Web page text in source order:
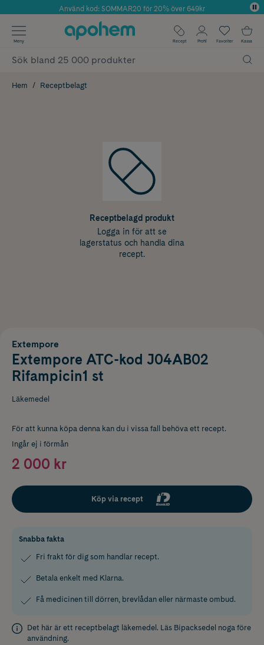
Årets Butik 2025 inom Skönhet
Använd kod: SOMMAR20 för 20% över 649kr
✓ Fri frakt
✓ Poäng på alla köp*
Meny Recept Profil Favoriter Kassa
Hem Receptbelagt
Receptbelagd produkt
Logga in för att se
lagerstatus och handla dina
recept.
Extempore
Extempore ATC-kod J04AB02
Rifampicin1 st
Läkemedel
För att kunna köpa denna kan du i vissa fall behöva ett recept.
Ingår ej i förmån
2 000 kr
Köp via recept
Snabba fakta
Fri frakt för dig som handlar recept.
Betala enkelt med Klarna.
Få medicinen till dörren, brevlådan eller närmaste ombud.
Det här är ett receptbelagt läkemedel. Läs Bipacksedel noga före
användning.